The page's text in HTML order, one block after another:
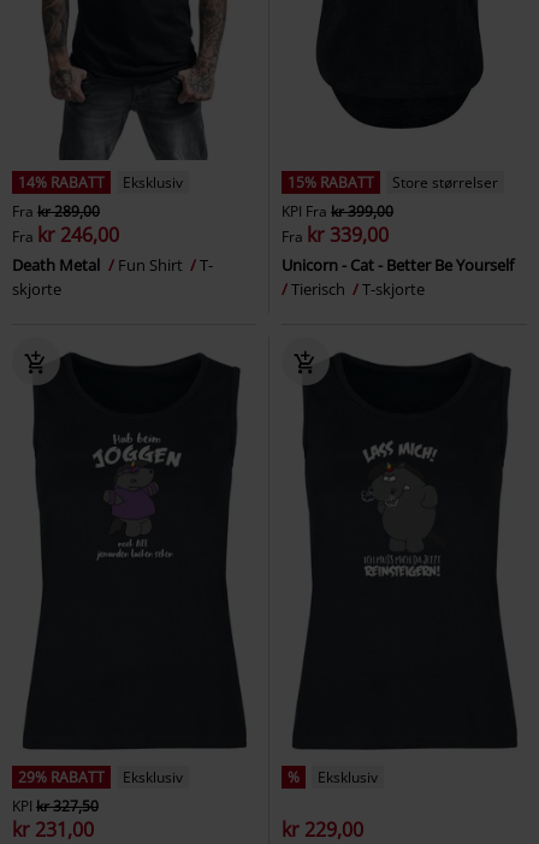
14% RABATT
Eksklusiv
Fra kr 289,00
Fra kr 246,00
Death Metal Fun Shirt
T-
skjorte
15% RABATT
Store størrelser
KPI Fra kr 399,00
Fra kr 339,00
Unicorn - Cat - Better Be Yourself
Tierisch
T-skjorte
29% RABATT
Eksklusiv
KPI kr 327,50
kr 231,00
% Eksklusiv
kr 229,00